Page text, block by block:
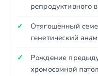
репродуктивного
Отягощённый
генетический
Рождение
хромосомной